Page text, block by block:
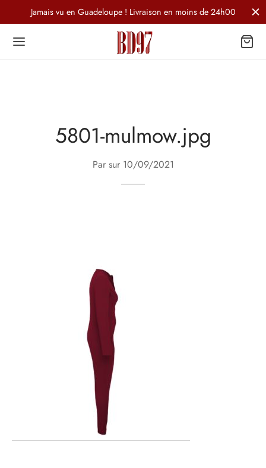
Jamais vu en Guadeloupe ! Livraison en moins de 24h00
5801-mulmow.jpg
Par sur 10/09/2021